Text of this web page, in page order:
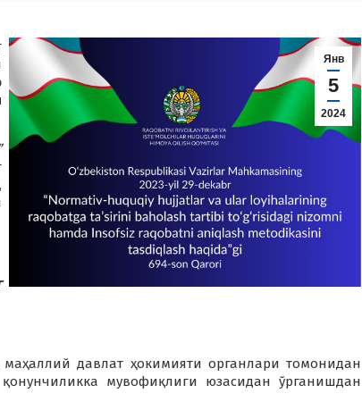
Янв
5
2024
давлат ҳокимияти органлари томонидан
мувофиқлиги юзасидан ўрганишдан